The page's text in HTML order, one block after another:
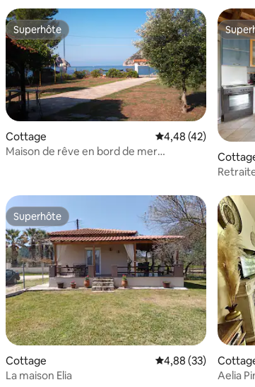
sur la base de 27 commentaires : 4,41 sur 5
Superhôte
Superhôte
Cottage Évaluation
4,48 (42)
Maison de rêve en bord de mer
sur la base de 29 commentaires : 4,72 sur 5
Superhôte
Superhôte
Cottage Évaluation
4,88 (33)
La maison Elia
Aelia